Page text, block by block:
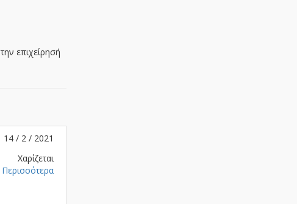
την επιχείρησή
14 / 2 / 2021
Χαρίζεται
Περισσότερα